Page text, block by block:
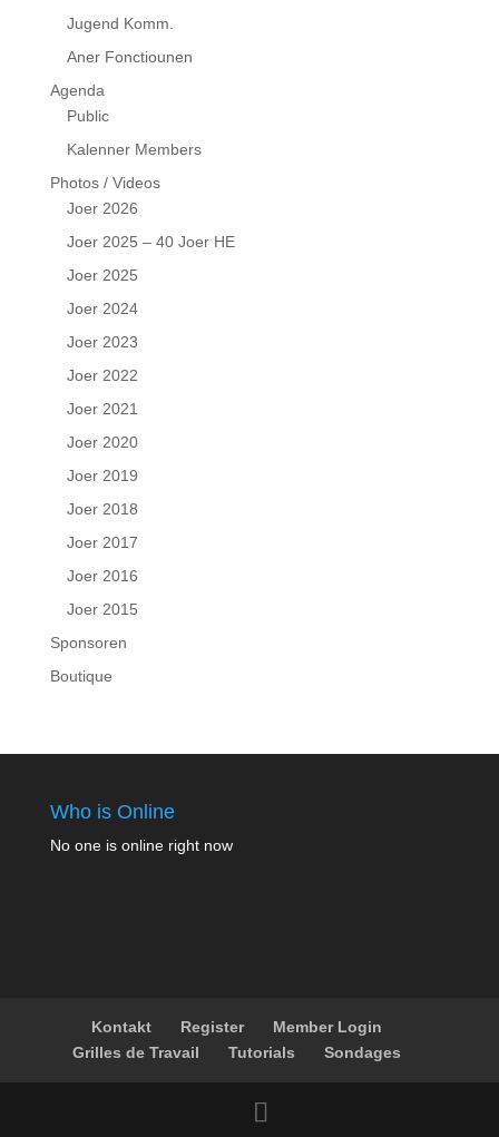
Jugend Komm.
Aner Fonctiounen
Agenda
Public
Kalenner Members
Photos / Videos
Joer 2026
Joer 2025 – 40 Joer HE
Joer 2025
Joer 2024
Joer 2023
Joer 2022
Joer 2021
Joer 2020
Joer 2019
Joer 2018
Joer 2017
Joer 2016
Joer 2015
Sponsoren
Boutique
Who is Online
No one is online right now
Kontakt Register
Member Login
Grilles de Travail
Tutorials Sondages